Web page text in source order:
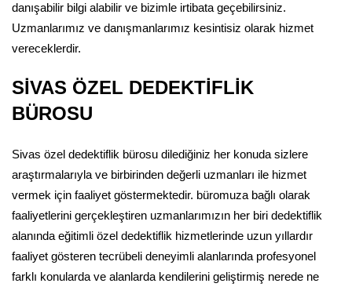
danışabilir bilgi alabilir ve bizimle irtibata geçebilirsiniz.
Uzmanlarımız ve danışmanlarımız kesintisiz olarak hizmet
vereceklerdir.
SİVAS ÖZEL DEDEKTİFLİK
BÜROSU
Sivas özel dedektiflik bürosu dilediğiniz her konuda sizlere
araştırmalarıyla ve birbirinden değerli uzmanları ile hizmet
vermek için faaliyet göstermektedir. büromuza bağlı olarak
faaliyetlerini gerçekleştiren uzmanlarımızın her biri dedektiflik
alanında eğitimli özel dedektiflik hizmetlerinde uzun yıllardır
faaliyet gösteren tecrübeli deneyimli alanlarında profesyonel
farklı konularda ve alanlarda kendilerini geliştirmiş nerede ne